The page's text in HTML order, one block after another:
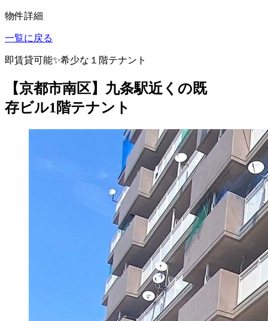
物件詳細
一覧に戻る
即賃貸可能✨希少な１階テナント
【京都市南区】九条駅近くの既
存ビル1階テナント